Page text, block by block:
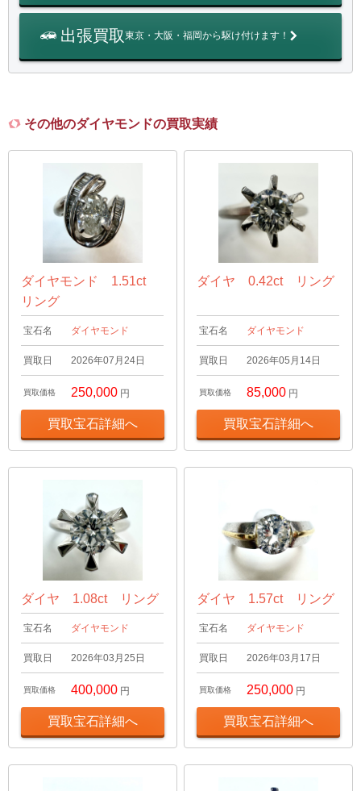
出張買取東京・大阪・福岡から駆け付けます！
その他のダイヤモンドの買取実績
ダイヤモンド 1.51ct
リング
宝石名 ダイヤモンド
買取日 2026年07月24日
買取価格 250,000 円
買取宝石詳細へ
ダイヤ 0.42ct リング
宝石名 ダイヤモンド
買取日 2026年05月14日
買取価格 85,000 円
買取宝石詳細へ
ダイヤ 1.08ct リング
宝石名 ダイヤモンド
買取日 2026年03月25日
買取価格 400,000 円
買取宝石詳細へ
ダイヤ 1.57ct リング
宝石名 ダイヤモンド
買取日 2026年03月17日
買取価格 250,000 円
買取宝石詳細へ